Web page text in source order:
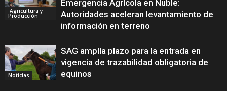
Agricultura y
Producción
Emergencia Agrícola en Ñuble:
Autoridades aceleran levantamiento de
información en terreno
Noticias
SAG amplía plazo para la entrada en
vigencia de trazabilidad obligatoria de
equinos